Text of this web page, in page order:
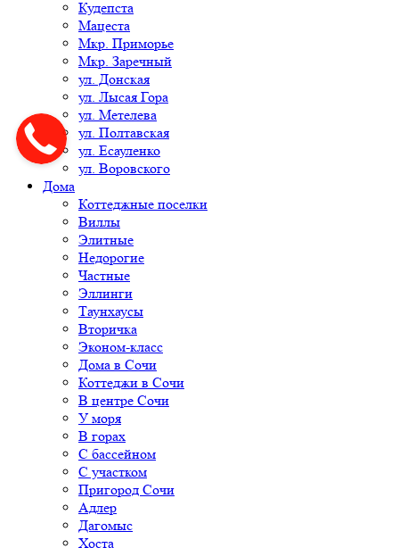
Кудепста
Мацеста
Мкр. Приморье
Мкр. Заречный
ул. Донская
ул. Лысая Гора
ул. Метелева
ул. Полтавская
ул. Есауленко
ул. Воровского
Дома
Коттеджные поселки
Виллы
Элитные
Недорогие
Частные
Эллинги
Таунхаусы
Вторичка
Эконом-класс
Дома в Сочи
Коттеджи в Сочи
В центре Сочи
У моря
В горах
С бассейном
С участком
Пригород Сочи
Адлер
Дагомыс
Хоста